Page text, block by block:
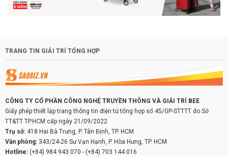
TRANG TIN GIẢI TRÍ TỔNG HỢP
CÔNG TY CỔ PHẦN CÔNG NGHỆ TRUYỀN THÔNG VÀ GIẢI TRÍ BEE
Giấy phép thiết lập trang thông tin điện tử tổng hợp số 45/GP-STTTT do Sở
TT&TT TP.HCM cấp ngày 21/09/2022
Trụ sở: 418 Hai Bà Trưng, P. Tân Định, TP. HCM
Văn phòng: 343/24-26 Sư Vạn Hạnh, P. Hòa Hưng, TP. HCM
Hotline: (+84) 984 943 070 - (+84) 703 144 016